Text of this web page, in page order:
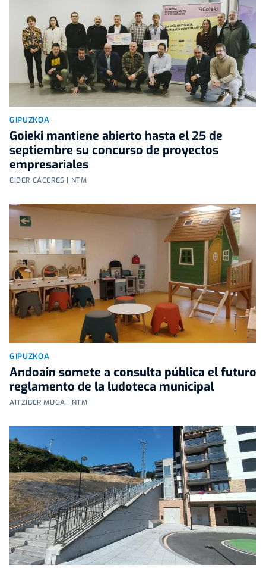
GIPUZKOA
Goieki mantiene abierto hasta el 25 de
septiembre su concurso de proyectos
empresariales
EIDER CÁCERES | NTM
GIPUZKOA
Andoain somete a consulta pública el futuro
reglamento de la ludoteca municipal
AITZIBER MUGA | NTM